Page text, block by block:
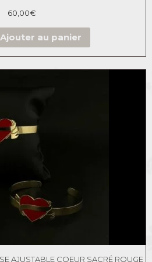
60,00€
Ajouter au panier
AJUSTABLE COEUR SACRÉ ROUGE